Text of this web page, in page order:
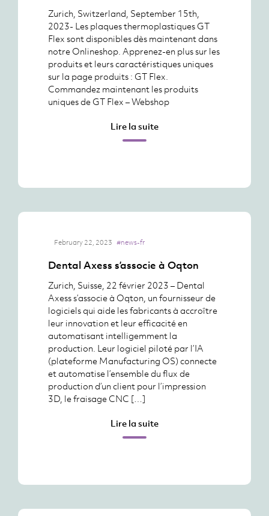
Zurich, Switzerland, September 15th,
2023- Les plaques thermoplastiques GT
Flex sont disponibles dès maintenant dans
notre Onlineshop. Apprenez-en plus sur les
produits et leurs caractéristiques uniques
sur la page produits : GT Flex.
Commandez maintenant les produits
uniques de GT Flex – Webshop
Lire la suite
February 22, 2023 #news-fr
Dental Axess s’associe à Oqton
Zurich, Suisse, 22 février 2023 – Dental
Axess s’associe à Oqton, un fournisseur de
logiciels qui aide les fabricants à accroître
leur innovation et leur efficacité en
automatisant intelligemment la
production. Leur logiciel piloté par l’IA
(plateforme Manufacturing OS) connecte
et automatise l’ensemble du flux de
production d’un client pour l’impression
3D, le fraisage CNC […]
Lire la suite